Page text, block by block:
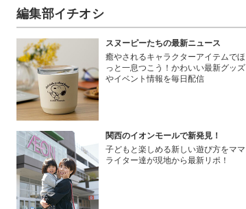
編集部イチオシ
スヌーピーたちの最新ニュース
癒やされるキャラクターアイテムでほ
っと一息つこう！かわいい最新グッズ
やイベント情報を毎日配信
関西のイオンモールで新発見！
子どもと楽しめる新しい遊び方をママ
ライター達が現地から最新リポ！